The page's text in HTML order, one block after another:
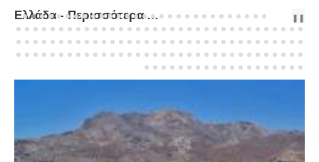
Ελλάδα - Περισσότερα Άρθρα... PREVNEXT
❚❚